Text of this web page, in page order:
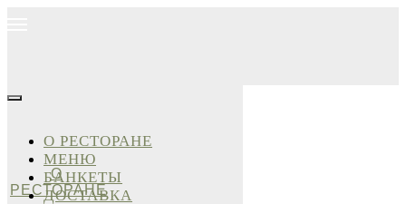
О
РЕСТОРАНЕ
О РЕСТОРАНЕ
МЕНЮ
БАНКЕТЫ
ДОСТАВКА